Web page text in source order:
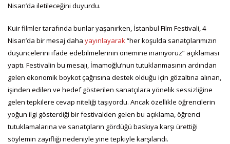
Nisan’da iletileceğini duyurdu.
Kuir filmler tarafında bunlar yaşanırken, İstanbul Film Festivali, 4
Nisan’da bir mesaj daha yayınlayarak “her koşulda sanatçılarımızın
düşüncelerini ifade edebilmelerinin önemine inanıyoruz” açıklaması
yaptı. Festivalin bu mesajı, İmamoğlu’nun tutuklanmasının ardından
gelen ekonomik boykot çağrısına destek olduğu için gözaltına alınan,
işinden edilen ve hedef gösterilen sanatçılara yönelik sessizliğine
gelen tepkilere cevap niteliği taşıyordu. Ancak özellikle öğrencilerin
yoğun ilgi gösterdiği bir festivalden gelen bu açıklama, öğrenci
tutuklamalarına ve sanatçıların gördüğü baskıya karşı ürettiği
söylemin zayıflığı nedeniyle yine tepkiyle karşılandı.